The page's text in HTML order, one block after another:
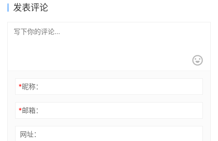
发表评论
*昵称：
*邮箱：
网址：